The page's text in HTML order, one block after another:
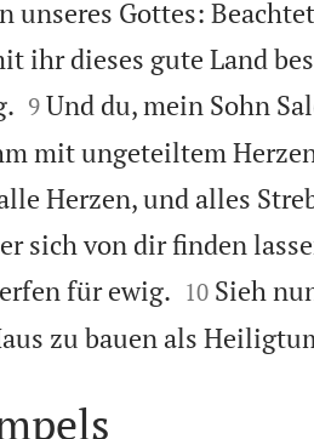
unseres Gottes:
ihr dieses gute Land

9 Und du, mein Sohn
mit ungeteiltem
Herzen, und alles
sich von dir finden
für ewig.
10 Sieh
zu bauen als